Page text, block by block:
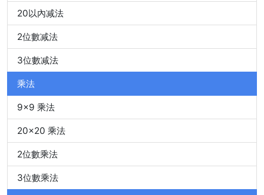
20以內减法
2位數减法
3位數减法
乘法
9x9 乘法
20x20 乘法
2位數乘法
3位數乘法